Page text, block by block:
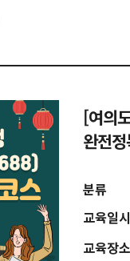
[여의
완전
분류
교육일시
교육장소